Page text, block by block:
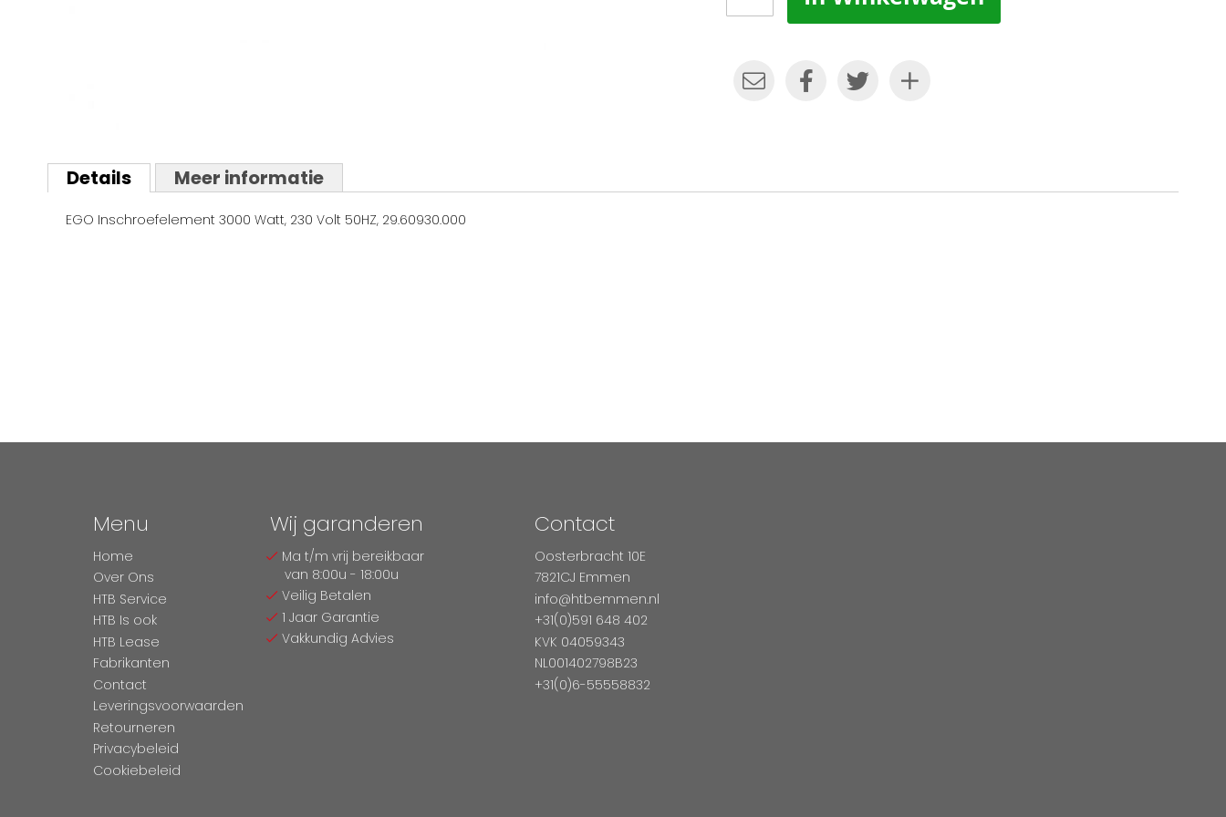
naar
het
van
Details
EGO Inschroefelement 3000 Watt, 230 Volt 50HZ, 29.60930.000
Meer informatie
Menu
Home
Over Ons
HTB Service
HTB Is ook
HTB Lease
Fabrikanten
Contact
Leveringsvoorwaarden
Retourneren
Privacybeleid
Cookiebeleid
Wij garanderen
Ma t/m vrij bereikbaar
van 8:00u - 18:00u
Veilig Betalen
1 Jaar Garantie
Vakkundig Advies
Contact
Oosterbracht 10E
7821CJ Emmen
info@htbemmen.nl
+31(0)591 648 402
KVK 04059343
NL001402798B23
+31(0)6-55558832